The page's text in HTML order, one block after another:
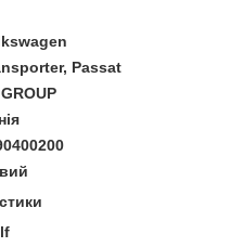
Passat